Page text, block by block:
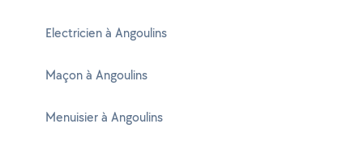
Electricien à Angoulins
Maçon à Angoulins
Menuisier à Angoulins